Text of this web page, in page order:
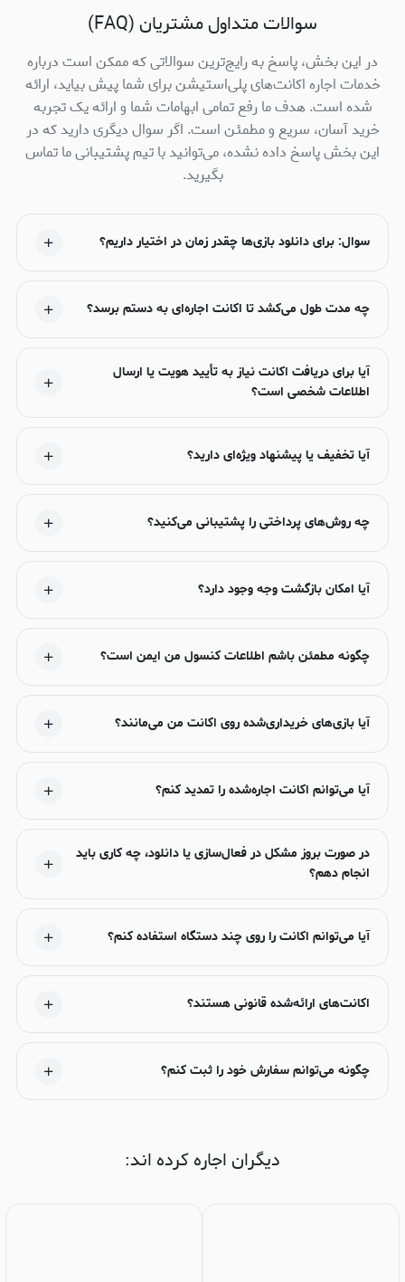
سوالات متداول مشتریان (FAQ)
در این بخش، پاسخ به رایج‌ترین سوالاتی که ممکن است درباره
خدمات اجاره اکانت‌های پلی‌استیشن برای شما پیش بیاید، ارائه
شده است. هدف ما رفع تمامی ابهامات شما و ارائه یک تجربه
خرید آسان، سریع و مطمئن است. اگر سوال دیگری دارید که در
این بخش پاسخ داده نشده، می‌توانید با تیم پشتیبانی ما تماس
بگیرید.
سوال: برای دانلود بازی‌ها چقدر زمان در اختیار داریم؟
چه مدت طول می‌کشد تا اکانت اجاره‌ای به دستم برسد؟
آیا برای دریافت اکانت نیاز به تأیید هویت یا ارسال
اطلاعات شخصی است؟
آیا تخفیف یا پیشنهاد ویژه‌ای دارید؟
چه روش‌های پرداختی را پشتیبانی می‌کنید؟
آیا امکان بازگشت وجه وجود دارد؟
چگونه مطمئن باشم اطلاعات کنسول من ایمن است؟
آیا بازی‌های خریداری‌شده روی اکانت من می‌مانند؟
آیا می‌توانم اکانت اجاره‌شده را تمدید کنم؟
در صورت بروز مشکل در فعال‌سازی یا دانلود، چه کاری باید
انجام دهم؟
آیا می‌توانم اکانت را روی چند دستگاه استفاده کنم؟
اکانت‌های ارائه‌شده قانونی هستند؟
چگونه می‌توانم سفارش خود را ثبت کنم؟
دیگران اجاره کرده اند: